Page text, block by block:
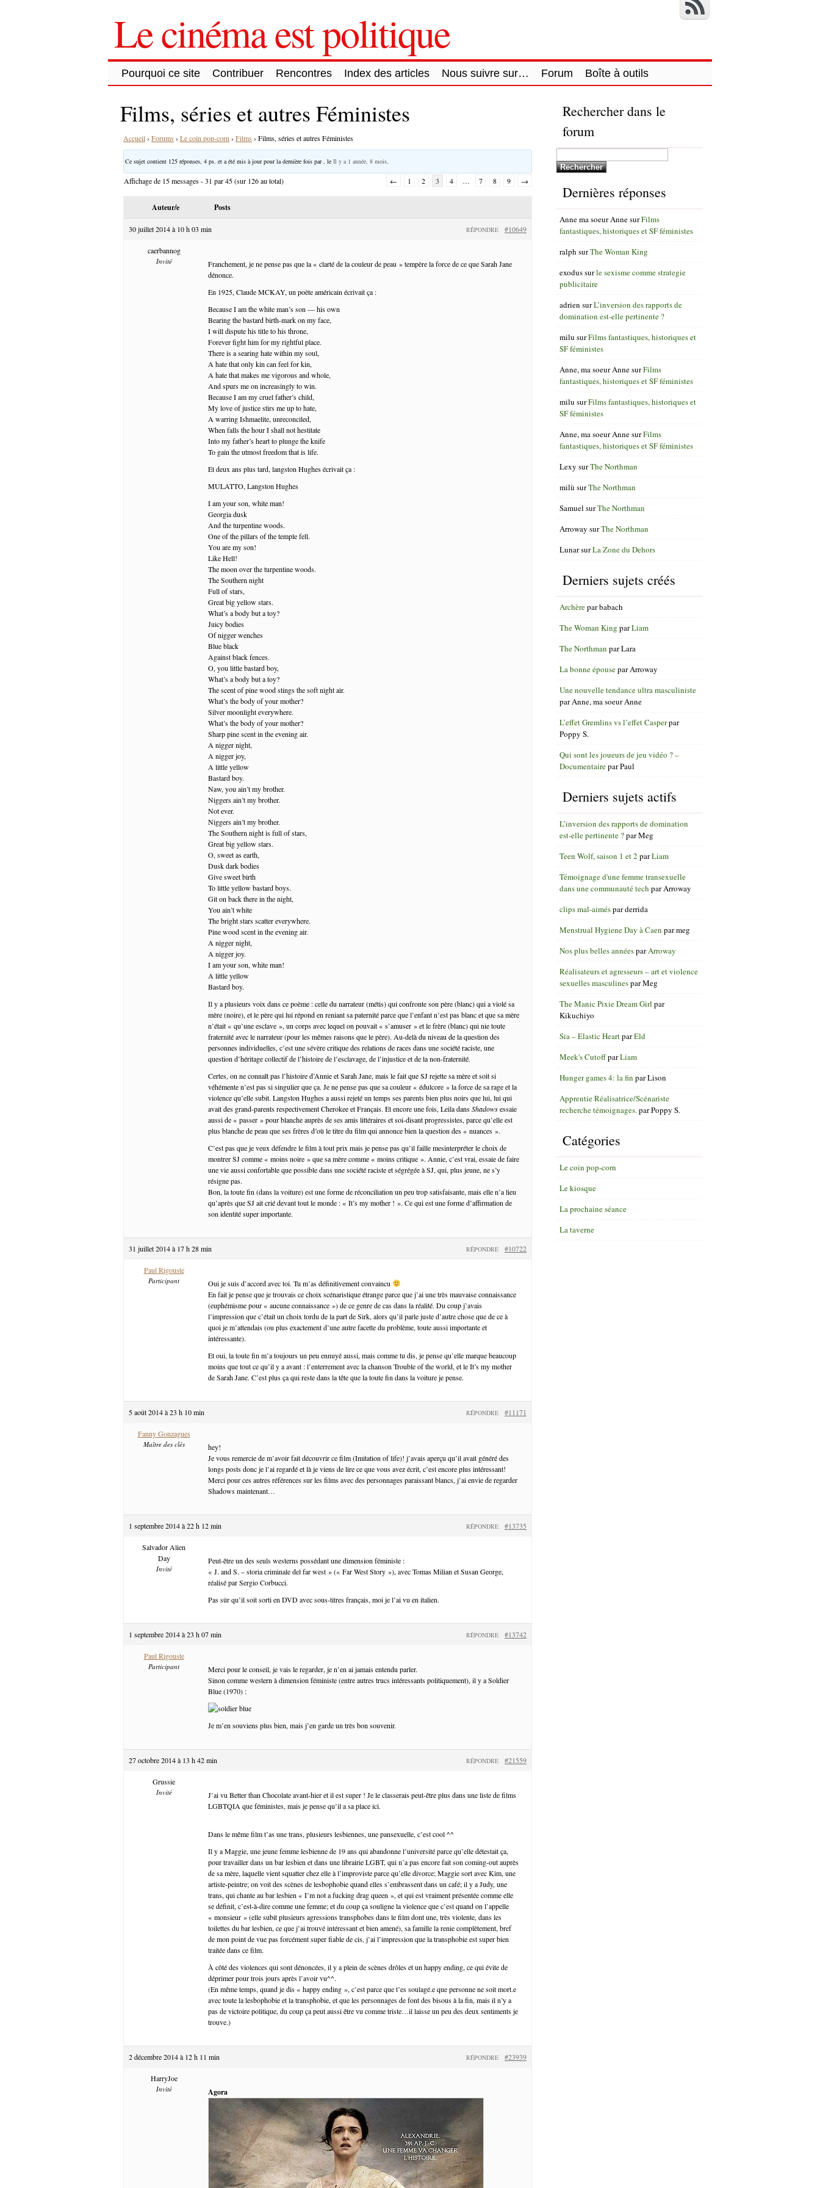
Le cinéma est politique
Pourquoi ce site Contribuer Rencontres Index des articles Nous suivre sur… Forum Boîte à outils
Films, séries et autres Féministes
Accueil› Forums › Le coin pop-corn › Films › Films, séries et autres Féministes
Ce sujet contient 125 réponses, 4 ps. et a été mis à jour pour la dernière fois par , le Il y a 1 année, 8 mois
Affichage de 15 messages - 31 par 45 (sur 126 au total) ← 1 2 3 4 … 7 8 9 →
Auteur/e Posts
30 juillet 2014 à 10 h 03 min #10649
RÉPONDRE
caerbannog
Invité
Franchement, je ne pense pas que la « clarté de la couleur de peau » tempère la force de ce que Sarah Jane
dénonce.
En 1925, Claude MCKAY, un poète américain écrivait ça :
Because I am the white man’s son — his own
Bearing the bastard birth-mark on my face,
I will dispute his title to his throne,
Forever fight him for my rightful place.
There is a searing hate within my soul,
A hate that only kin can feel for kin,
A hate that makes me vigorous and whole,
And spurs me on increasingly to win.
Because I am my cruel father’s child,
My love of justice stirs me up to hate,
A warring Ishmaelite, unreconciled,
When falls the hour I shall not hestitate
Into my father’s heart to plunge the knife
To gain the utmost freedom that is life.
Et deux ans plus tard, langston Hughes écrivait ça :
MULATTO, Langston Hughes
I am your son, white man!
Georgia dusk
And the turpentine woods.
One of the pillars of the temple fell.
You are my son!
Like Hell!
The moon over the turpentine woods.
The Southern night
Full of stars,
Great big yellow stars.
What’s a body but a toy?
Juicy bodies
Of nigger wenches
Blue black
Against black fences.
O, you little bastard boy,
What’s a body but a toy?
The scent of pine wood stings the soft night air.
What’s the body of your mother?
Silver moonlight everywhere.
What’s the body of your mother?
Sharp pine scent in the evening air.
A nigger night,
A nigger joy,
A little yellow
Bastard boy.
Naw, you ain’t my brother.
Niggers ain’t my brother.
Not ever.
Niggers ain’t my brother.
The Southern night is full of stars,
Great big yellow stars.
O, sweet as earth,
Dusk dark bodies
Give sweet birth
To little yellow bastard boys.
Git on back there in the night,
You ain’t white
The bright stars scatter everywhere.
Pine wood scent in the evening air.
A nigger night,
A nigger joy.
I am your son, white man!
A little yellow
Bastard boy.
Il y a plusieurs voix dans ce poème : celle du narrateur (métis) qui confronte son père (blanc) qui a violé sa
mère (noire), et le père qui lui répond en reniant sa paternité parce que l’enfant n’est pas blanc et que sa mère
n’était « qu’une esclave », un corps avec lequel on pouvait « s’amuser » et le frère (blanc) qui nie toute
fraternité avec le narrateur (pour les mêmes raisons que le père). Au-delà du niveau de la question des
personnes individuelles, c’est une sévère critique des relations de races dans une société raciste, une
question d’héritage collectif de l’histoire de l’esclavage, de l’injustice et de la non-fraternité.
Certes, on ne connaît pas l’histoire d’Annie et Sarah Jane, mais le fait que SJ rejette sa mère et soit si
véhémente n’est pas si singulier que ça. Je ne pense pas que sa couleur « édulcore » la force de sa rage et la
violence qu’elle subit. Langston Hughes a aussi rejeté un temps ses parents bien plus noirs que lui, lui qui
avait des grand-parents respectivement Cherokee et Français. Et encore une fois, Leila dansShadowsessaie
aussi de « passer » pour blanche auprès de ses amis littéraires et soi-disant progressistes, parce qu’elle est
plus blanche de peau que ses frères d’où le titre du film qui annonce bien la question des « nuances ».
C’est pas que je veux défendre le film à tout prix mais je pense pas qu’il faille mesinterpréter le choix de
montrer SJ comme « moins noire » que sa mère comme « moins critique ». Annie, c’est vrai, essaie de faire
une vie aussi confortable que possible dans une société raciste et ségrégée à SJ, qui, plus jeune, ne s’y
résigne pas.
Bon, la toute fin (dans la voiture) est une forme de réconciliation un peu trop satisfaisante, mais elle n’a lieu
qu’après que SJ ait crié devant tout le monde : « It’s my mother ! ». Ce qui est une forme d’affirmation de
son identité super importante.
31 juillet 2014 à 17 h 28 min #10722
RÉPONDRE
Paul Rigouste
Participant
Oui je suis d’accord avec toi. Tu m’as définitivement convaincu
En fait je pense que je trouvais ce choix scénaristique étrange parce que j’ai une très mauvaise connaissance
(euphémisme pour « aucune connaissance ») de ce genre de cas dans la réalité. Du coup j’avais
l’impression que c’était un choix tordu de la part de Sirk, alors qu’il parle juste d’autre chose que de ce à
quoi je m’attendais (ou plus exactement d’une autre facette du problème, toute aussi importante et
intéressante).
Et oui, la toute fin m’a toujours un peu ennuyé aussi, mais comme tu dis, je pense qu’elle marque beaucoup
moins que tout ce qu’il y a avant : l’enterrement avec la chanson Trouble of the world, et le It’s my mother
de Sarah Jane. C’est plus ça qui reste dans la tête que la toute fin dans la voiture je pense.
5 août 2014 à 23 h 10 min #11171
RÉPONDRE
Fanny Gonzagues
Maître des clés
hey!
Je vous remercie de m’avoir fait découvrir ce film (Imitation of life)! j’avais aperçu qu’il avait généré des
longs posts donc je l’ai regardé et là je viens de lire ce que vous avez écrit, c’est encore plus intéressant!
Merci pour ces autres références sur les films avec des personnages paraissant blancs, j’ai envie de regarder
Shadows maintenant…
1 septembre 2014 à 22 h 12 min #13735
RÉPONDRE
Salvador Alien
Day
Invité
Peut-être un des seuls westerns possédant une dimension féministe :
« J. and S. – storia criminale del far west » (« Far West Story »), avec Tomas Milian et Susan George,
réalisé par Sergio Corbucci.
Pas sûr qu’il soit sorti en DVD avec sous-titres français, moi je l’ai vu en italien.
1 septembre 2014 à 23 h 07 min #13742
RÉPONDRE
Paul Rigouste
Participant
Merci pour le conseil, je vais le regarder, je n’en ai jamais entendu parler.
Sinon comme western à dimension féministe (entre autres trucs intéressants politiquement), il y a Soldier
Blue (1970) :
Je m’en souviens plus bien, mais j’en garde un très bon souvenir.
27 octobre 2014 à 13 h 42 min #21559
RÉPONDRE
Grussie
Invité
J’ai vu Better than Chocolate avant-hier et il est super ! Je le classerais peut-être plus dans une liste de films
LGBTQIA que féministes, mais je pense qu’il a sa place ici.
Dans le même film t’as une trans, plusieurs lesbiennes, une pansexuelle, c’est cool ^^
Il y a Maggie, une jeune femme lesbienne de 19 ans qui abandonne l’université parce qu’elle détestait ça,
pour travailler dans un bar lesbien et dans une librairie LGBT, qui n’a pas encore fait son coming-out auprès
de sa mère, laquelle vient squatter chez elle à l’improviste parce qu’elle divorce; Maggie sort avec Kim, une
artiste-peintre; on voit des scènes de lesbophobie quand elles s’embrassent dans un café; il y a Judy, une
trans, qui chante au bar lesbien « I’m not a fucking drag queen », et qui est vraiment présentée comme elle
se définit, c’est-à-dire comme une femme; et du coup ça souligne la violence que c’est quand on l’appelle
« monsieur » (elle subit plusieurs agressions transphobes dans le film dont une, très violente, dans les
toilettes du bar lesbien, ce que j’ai trouvé intéressant et bien amené), sa famille la renie complètement, bref
de mon point de vue pas forcément super fiable de cis, j’ai l’impression que la transphobie est super bien
traitée dans ce film.
À côté des violences qui sont dénoncées, il y a plein de scènes drôles et un happy ending, ce qui évite de
déprimer pour trois jours après l’avoir vu^^.
(En même temps, quand je dis « happy ending », c’est parce que t’es soulagé.e que personne ne soit mort.e
avec toute la lesbophobie et la transphobie, et que les personnages de font des bisous à la fin, mais il n’y a
pas de victoire politique, du coup ça peut aussi être vu comme triste…il laisse un peu des deux sentiments je
trouve.)
2 décembre 2014 à 12 h 11 min #23939
RÉPONDRE
HarryJoe
Invité Agora
Rechercher dans le
forum
Dernières réponses
Anne ma soeur AnnesurFilms
fantastiques, historiques et SF féministes
ralph surThe Woman King
exodussurle sexisme comme strategie
publicitaire
adrien surL’inversion des rapports de
domination est-elle pertinente ?
milu surFilms fantastiques, historiques et
SF féministes
Anne, ma soeur AnnesurFilms
fantastiques, historiques et SF féministes
milu surFilms fantastiques, historiques et
SF féministes
Anne, ma soeur AnnesurFilms
fantastiques, historiques et SF féministes
Lexy surThe Northman
milù surThe Northman
Samuel surThe Northman
Arroway surThe Northman
LunarsurLa Zone du Dehors
Derniers sujets créés
Archèreparbabach
The Woman King parLiam
The Northman parLara
La bonne épouseparArroway
Une nouvelle tendance ultra masculiniste
parAnne, ma soeur Anne
L’effet Gremlins vs l’effet Casperpar
Poppy S.
Qui sont les joueurs de jeu vidéo ? –
DocumentaireparPaul
Derniers sujets actifs
L’inversion des rapports de domination
est-elle pertinente ?parMeg
Teen Wolf, saison 1 et 2 parLiam
Témoignage d'une femme transexuelle
dans une communauté tech parArroway
clips mal-aimésparderrida
Menstrual Hygiene Day à Caen parmeg
Nos plus belles annéesparArroway
Réalisateurs et agresseurs – art et violence
sexuelles masculinesparMeg
The Manic Pixie Dream Girl par
Kikuchiyo
Sia – Elastic HeartparEld
Meek's CutoffparLiam
Hunger games 4: la fin parLison
Apprentie Réalisatrice/Scénariste
recherche témoignages. parPoppy S.
Catégories
Le coin pop-corn
Le kiosque
La prochaine séance
La taverne